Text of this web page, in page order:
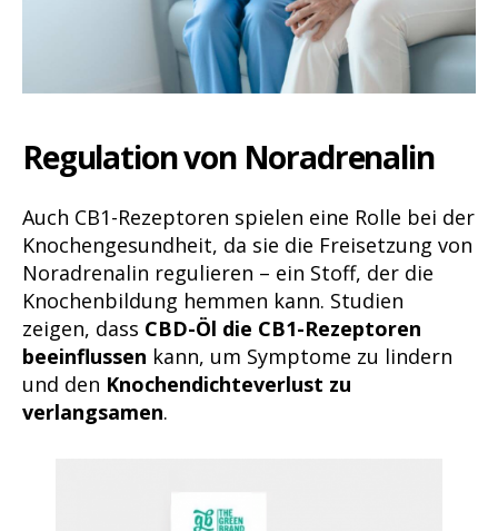
Regulation von Noradrenalin
Auch CB1-Rezeptoren spielen eine Rolle bei der
Knochengesundheit, da sie die Freisetzung von
Noradrenalin regulieren – ein Stoff, der die
Knochenbildung hemmen kann. Studien
zeigen, dass CBD-Öl die CB1-Rezeptoren
beeinflussen kann, um Symptome zu lindern
und den Knochendichteverlust zu
verlangsamen.